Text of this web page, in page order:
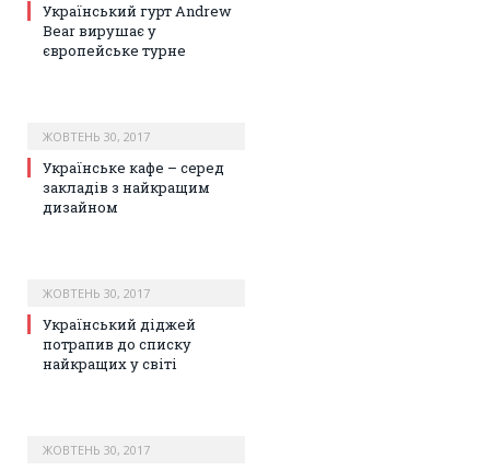
Український гурт Andrew
Bear вирушає у
європейське турне
ЖОВТЕНЬ 30, 2017
Українське кафе – серед
закладів з найкращим
дизайном
ЖОВТЕНЬ 30, 2017
Український діджей
потрапив до списку
найкращих у світі
ЖОВТЕНЬ 30, 2017